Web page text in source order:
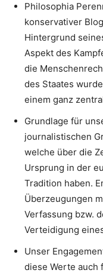
Philosophia
konservativer
Hintergrund
Aspekt des
die
des Staates
einem ganz
Grundlage für
journalistischen
welche über die
Ursprung in der
Tradition haben.
Überzeugungen
Verfassung bzw.
Verteidigung
Unser
diese Werte auch